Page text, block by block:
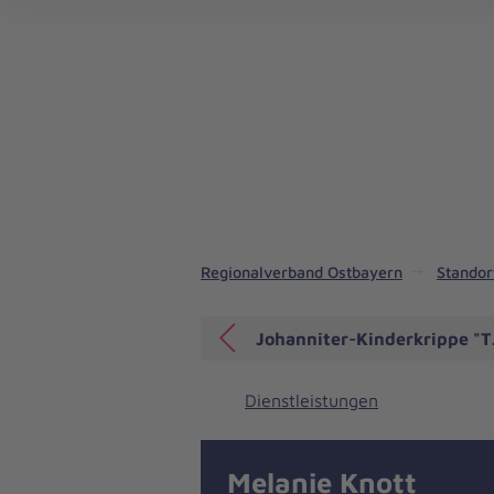
Regionalverband Ostbayern
Johanniter-Kinderkrippe
Dienstleistungen
Melanie Knott